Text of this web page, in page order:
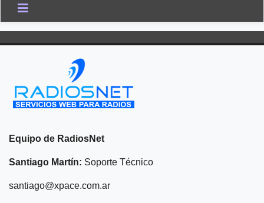
Equipo de RadiosNet
Santiago Martín: Soporte Técnico
santiago@xpace.com.ar